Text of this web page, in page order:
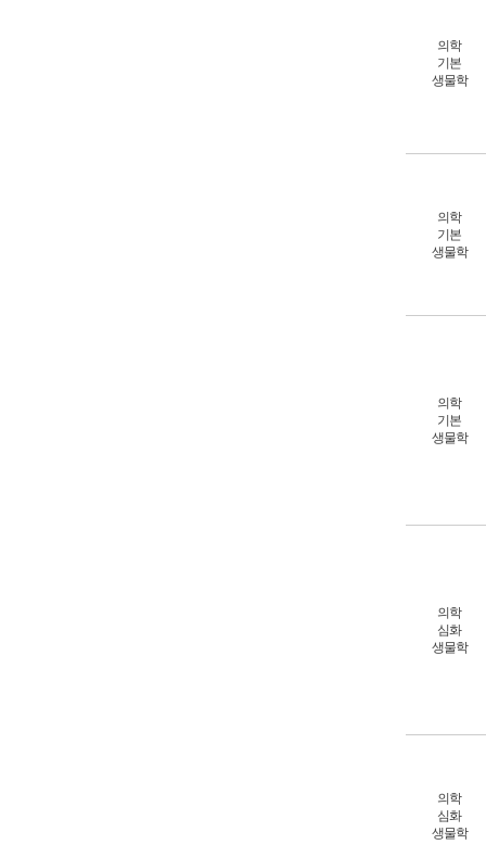
의학
기본
생물학
의학
기본
생물학
의학
기본
생물학
의학
심화
생물학
의학
심화
생물학